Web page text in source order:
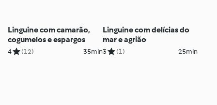
Linguine com camarão,
cogumelos e espargos
4 (12) 35min
Linguine com delícias do
mar e agrião
3 (1) 25min